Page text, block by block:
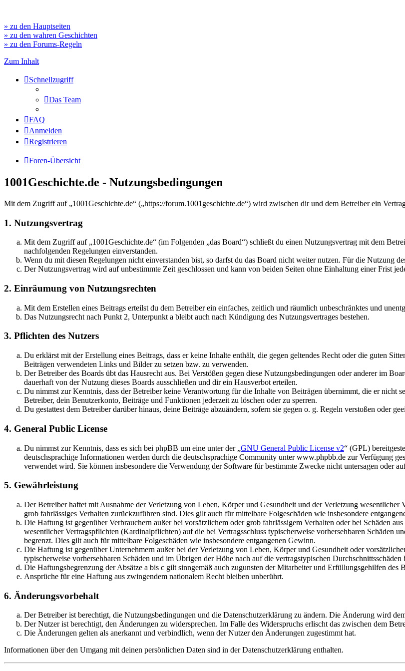
» zu den Hauptseiten
» zu den wahren Geschichten
» zu den Forums-Regeln
Zum Inhalt
Schnellzugriff
Das Team
FAQ
Anmelden
Registrieren
Foren-Übersicht
1001Geschichte.de - Nutzungsbedingungen
Mit dem Zugriff auf „1001Geschichte.de“ („https://forum.1001geschichte.de“) wird zwischen dir und dem Betreiber ein
1. Nutzungsvertrag
Mit dem Zugriff auf „1001Geschichte.de“ (im Folgenden „das Board“) schließt du einen Nutzungsvertrag mit dem
nachfolgenden Regelungen einverstanden.
Wenn du mit diesen Regelungen nicht einverstanden bist, so darfst du das Board nicht weiter nutzen. Für die Nutzung
Der Nutzungsvertrag wird auf unbestimmte Zeit geschlossen und kann von beiden Seiten ohne Einhaltung einer Frist
2. Einräumung von Nutzungsrechten
Mit dem Erstellen eines Beitrags erteilst du dem Betreiber ein einfaches, zeitlich und räumlich unbeschränktes und
Das Nutzungsrecht nach Punkt 2, Unterpunkt a bleibt auch nach Kündigung des Nutzungsvertrages bestehen.
3. Pflichten des Nutzers
Du erklärst mit der Erstellung eines Beitrags, dass er keine Inhalte enthält, die gegen geltendes Recht oder die guten
Beiträgen verwendeten Links und Bilder zu setzen bzw. zu verwenden.
Der Betreiber des Boards übt das Hausrecht aus. Bei Verstößen gegen diese Nutzungsbedingungen oder anderer im
dauerhaft von der Nutzung dieses Boards ausschließen und dir ein Hausverbot erteilen.
Du nimmst zur Kenntnis, dass der Betreiber keine Verantwortung für die Inhalte von Beiträgen übernimmt, die er nicht
Betreiber, dein Benutzerkonto, Beiträge und Funktionen jederzeit zu löschen oder zu sperren.
Du gestattest dem Betreiber darüber hinaus, deine Beiträge abzuändern, sofern sie gegen o. g. Regeln verstoßen oder
4. General Public License
Du nimmst zur Kenntnis, dass es sich bei phpBB um eine unter der „GNU General Public License v2“ (GPL)
deutschsprachige Informationen werden durch die deutschsprachige Community unter www.phpbb.de zur Verfügung
verwendet wird. Sie können insbesondere die Verwendung der Software für bestimmte Zwecke nicht untersagen oder
5. Gewährleistung
Der Betreiber haftet mit Ausnahme der Verletzung von Leben, Körper und Gesundheit und der Verletzung
grob fahrlässiges Verhalten zurückzuführen sind. Dies gilt auch für mittelbare Folgeschäden wie insbesondere
Die Haftung ist gegenüber Verbrauchern außer bei vorsätzlichem oder grob fahrlässigem Verhalten oder bei Schäden
wesentlicher Vertragspflichten (Kardinalpflichten) auf die bei Vertragsschluss typischerweise vorhersehbaren Schäden
begrenzt. Dies gilt auch für mittelbare Folgeschäden wie insbesondere entgangenen Gewinn.
Die Haftung ist gegenüber Unternehmern außer bei der Verletzung von Leben, Körper und Gesundheit oder
typischerweise vorhersehbaren Schäden und im Übrigen der Höhe nach auf die vertragstypischen
Die Haftungsbegrenzung der Absätze a bis c gilt sinngemäß auch zugunsten der Mitarbeiter und Erfüllungsgehilfen des
Ansprüche für eine Haftung aus zwingendem nationalem Recht bleiben unberührt.
6. Änderungsvorbehalt
Der Betreiber ist berechtigt, die Nutzungsbedingungen und die Datenschutzerklärung zu ändern. Die Änderung wird
Der Nutzer ist berechtigt, den Änderungen zu widersprechen. Im Falle des Widerspruchs erlischt das zwischen dem
Die Änderungen gelten als anerkannt und verbindlich, wenn der Nutzer den Änderungen zugestimmt hat.
Informationen über den Umgang mit deinen persönlichen Daten sind in der Datenschutzerklärung enthalten.